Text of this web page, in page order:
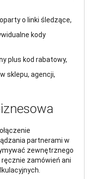
o linki śledzące,
kody
plus kod rabatowy,
sklepu, agencji,
partnerami w
zewnętrznego
zamówień ani